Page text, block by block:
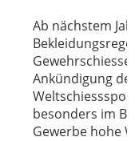
Ab nächstem
Ankündigung
besonders im
Gewerbe hohe